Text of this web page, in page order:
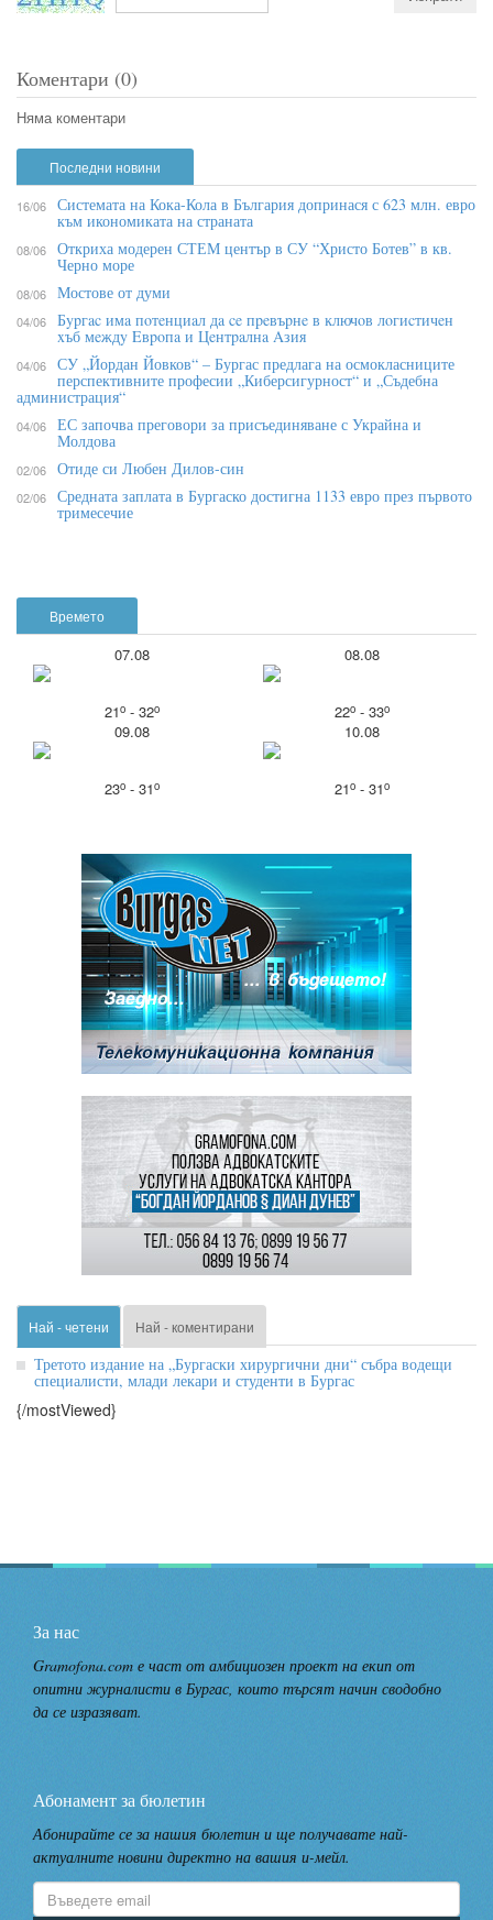
Коментари (0)
Няма коментари
Времето
07.08
21o- 32o
08.08
22o- 33o
09.08
23o- 31o
10.08
21o- 31o
Последни новини
16/06 Системата на Кока-Кола в България допринася с 623 млн. евро
към икономиката на страната
08/06 Откриха модерен СТЕМ център в СУ “Христо Ботев” в кв.
Черно море
08/06 Мостове от думи
04/06 Бypгac имa пoтeнциaл дa ce пpeвъpнe в ĸлючoв лoгиcтичeн
xъб мeждy Eвpoпa и Цeнтpaлнa Aзия
04/06 СУ „Йордан Йовков“ – Бургас предлага на осмокласниците
перспективните професии „Киберсигурност“ и „Съдебна
администрация“
04/06 ЕС започва преговори за присъединяване с Украйна и
Молдова
02/06 Отиде си Любен Дилов-син
02/06 Средната заплата в Бургаско достигна 1133 евро през първото
тримесечие
Най - четени Най - коментирани
Третото издание на „Бургаски хирургични дни“ събра водещи
специалисти, млади лекари и студенти в Бургас
{/mostViewed}
За нас
Gramofona.com е част от амбициозен проект на екип от
опитни журналисти в Бургас, които търсят начин сводобно
да се изразяват.
Абонамент за бюлетин
Абонирайте се за нашия бюлетин и ще получавате най-
актуалните новини директно на вашия и-мейл.